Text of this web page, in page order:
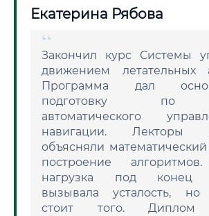
Екатерина Рябова
Закончил курс Системы
движением летательных
Программа дал
подготовку по
автоматического
навигации. Лекторы
объясняли
построение
нагрузка под конец
вызывала усталость, но
стоит того. Диплом